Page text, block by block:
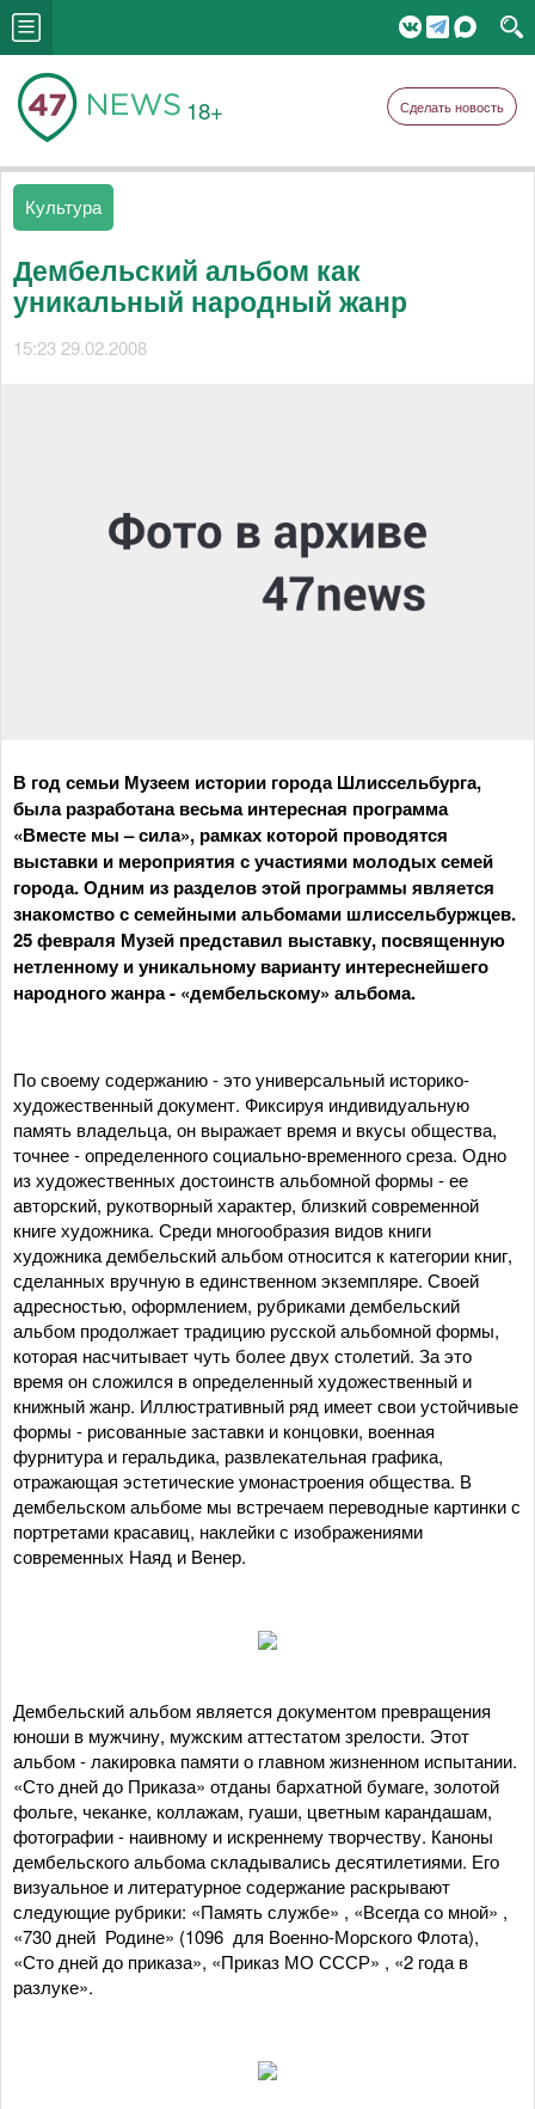
18+ Сделать новость
Культура
Дембельский альбом как
уникальный народный жанр
15:23 29.02.2008
В год семьи Музеем истории города Шлиссельбурга,
была разработана весьма интересная программа
«Вместе мы – сила», рамках которой проводятся
выставки и мероприятия с участиями молодых семей
города. Одним из разделов этой программы является
знакомство с семейными альбомами шлиссельбуржцев.
25 февраля Музей представил выставку, посвященную
нетленному и уникальному варианту интереснейшего
народного жанра - «дембельскому» альбома.
По своему содержанию - это универсальный историко-
художественный документ. Фиксируя индивидуальную
память владельца, он выражает время и вкусы общества,
точнее - определенного социально-временного среза. Одно
из художественных достоинств альбомной формы - ее
авторский, рукотворный характер, близкий современной
книге художника. Среди многообразия видов книги
художника дембельский альбом относится к категории книг,
сделанных вручную в единственном экземпляре. Своей
адресностью, оформлением, рубриками дембельский
альбом продолжает традицию русской альбомной формы,
которая насчитывает чуть более двух столетий. За это
время он сложился в определенный художественный и
книжный жанр. Иллюстративный ряд имеет свои устойчивые
формы - рисованные заставки и концовки, военная
фурнитура и геральдика, развлекательная графика,
отражающая эстетические умонастроения общества. В
дембельском альбоме мы встречаем переводные картинки с
портретами красавиц, наклейки с изображениями
современных Наяд и Венер.
Дембельский альбом является документом превращения
юноши в мужчину, мужским аттестатом зрелости. Этот
альбом - лакировка памяти о главном жизненном испытании.
«Сто дней до Приказа» отданы бархатной бумаге, золотой
фольге, чеканке, коллажам, гуаши, цветным карандашам,
фотографии - наивному и искреннему творчеству. Каноны
дембельского альбома складывались десятилетиями. Его
визуальное и литературное содержание раскрывают
следующие рубрики: «Память службе» , «Всегда со мной» ,
«730 дней Родине» (1096 для Военно-Морского Флота),
«Сто дней до приказа», «Приказ МО СССР» , «2 года в
разлуке».